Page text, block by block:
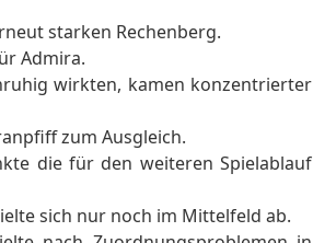
starken Rechenberg.
Admira.
wirkten, kamen konzentrierter
zum Ausgleich.
die für den weiteren Spielablauf
sich nur noch im Mittelfeld ab.